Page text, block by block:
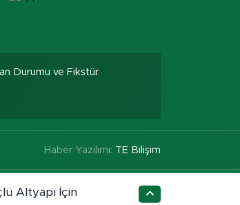
Durumu ve Fikstür
Haber Yazılımı: TE Bilişim
Altyapı İçin